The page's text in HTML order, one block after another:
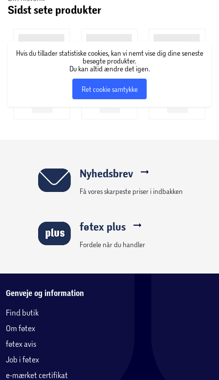
Best Friends produktportefølje består af dyremad og
hverdagen nemmere for dyrenes ejere ved at tilbyde
produkter, som nøjagtigt opfylder dyrenes behov.
Sidst sete produkter
Hvis du tillader statistiske cookies, kan vi nemt vise dig dine seneste
besøgte produkter.
Du kan altid ændre det igen.
Ret cookie samtykke
Nyhedsbrev
Få vores skarpeste priser i indbakken
føtex plus
Fordele når du handler
Genveje og information
Find butik
Om føtex
føtex avis
Job i føtex
e-mærket certifikat